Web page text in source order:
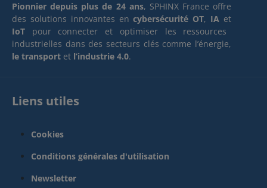
Pionnier depuis plus de 24 ans, SPHINX France offre
des solutions innovantes encybersécurité OT, IA et
IoT pour connecter et optimiser les ressources
industrielles dans des secteurs clés comme l’énergie,
le transport et l’industrie 4.0.
Liens utiles
Cookies
Conditions générales d'utilisation
Newsletter